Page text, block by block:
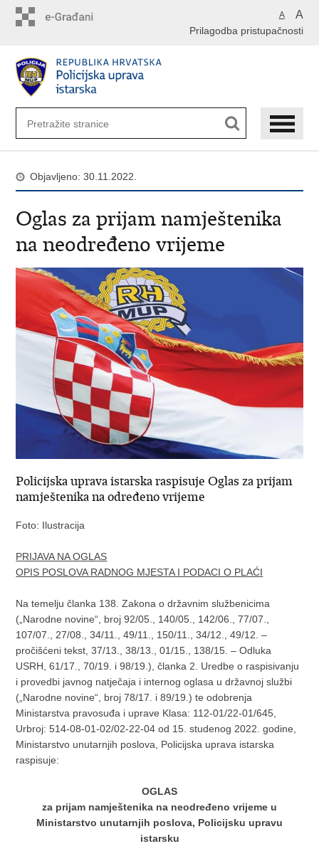
A A
Prilagodba pristupačnosti
Objavljeno: 30.11.2022.
Oglas za prijam namještenika
na neodređeno vrijeme
Policijska uprava istarska raspisuje Oglas za prijam
namještenika na određeno vrijeme
Foto: Ilustracija
PRIJAVA NA OGLAS
OPIS POSLOVA RADNOG MJESTA I PODACI O PLAĆI
Na temelju članka 138. Zakona o državnim službenicima
(„Narodne novine“, broj 92/05., 140/05., 142/06., 77/07.,
107/07., 27/08., 34/11., 49/11., 150/11., 34/12., 49/12. –
pročišćeni tekst, 37/13., 38/13., 01/15., 138/15. – Odluka
USRH, 61/17., 70/19. i 98/19.), članka 2. Uredbe o raspisivanju
i provedbi javnog natječaja i internog oglasa u državnoj službi
(„Narodne novine“, broj 78/17. i 89/19.) te odobrenja
Ministarstva pravosuđa i uprave Klasa: 112-01/22-01/645,
Urbroj: 514-08-01-02/02-22-04 od 15. studenog 2022. godine,
Ministarstvo unutarnjih poslova, Policijska uprava istarska
raspisuje:
OGLAS
za prijam namještenika na neodređeno vrijeme u
Ministarstvo unutarnjih poslova, Policijsku upravu
istarsku